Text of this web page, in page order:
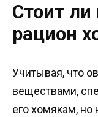
Стоит
рацион
Учитывая, что
веществами,
его хомякам, но